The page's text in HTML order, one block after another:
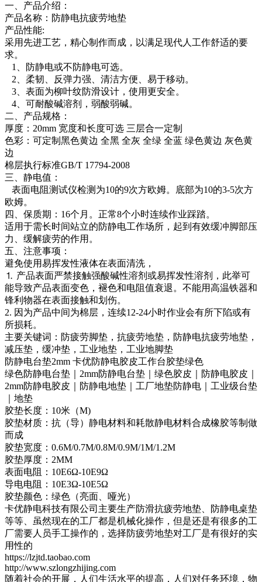
一、产品介绍：
产品名称：防静电抗疲劳地垫
产品性能:
采用先进工艺，精心制作而成，以满足现代人工作舒适的要
求。
1、防静电或不防静电可选。
2、柔韧、反弹力强、清洁方便、易于移动。
3、表面为柳叶纹防滑设计，使用更安全。
4、可耐酸碱溶剂，弱酸弱碱。
二、产品规格：
厚度：20mm 宽度和长度可选 三层合一定制
色彩：可定制黑色黄边 全黑 全灰 全绿 全蓝 绿色黄边 灰色黄
边
棉层执行标准GB/T 17794-2008
三、静电值：
表面电阻测试仪检测为10的9次方欧姆。底部为10的3-5次方
欧姆。
四、保质期：16个月。正常8个小时连续作业踩踏。
适用于需长时间站立的防静电工作场所，起到有效缓冲脚部压
力、缓解疲劳的作用。
五、注意事项：
避免使用易挥发性液体在表面清洗，
⒈ 产品表面严禁接触强酸碱性溶剂或易挥发性溶剂，此举可
能导致产品表面变色，褪色和电阻值衰退。不能用高温铁器和
锋利物器在表面接触和划伤。
2. 因为产品中间为棉层，连续12-24小时作业会有所下陷或有
所损耗。
主要关键词：防疲劳脚垫，抗疲劳地垫，防静电抗疲劳地垫，
减压垫，缓冲垫，工业地垫，工业地脚垫
防静电台垫2mm 卡优防静电胶皮工作台胶垫绿色
绿色防静电台垫｜2mm防静电台垫｜绿色胶皮｜防静电胶皮｜
2mm防静电胶皮｜防静电地垫｜工厂地垫防静电｜工业级台垫
｜地垫
胶垫长度：10米（M)
胶垫材质：抗（导）静电材料和耗散静电材料合成橡胶等制做
而成
胶垫宽度：0.6M/0.7M/0.8M/0.9M/1M/1.2M
胶垫厚度：2MM
表面电阻：10E6Ω-10E9Ω
导电电阻：10E3Ω-10E5Ω
胶垫颜色：绿色（亮面、哑光）
卡优静电科技有限公司主要生产防滑抗疲劳地垫、防静电桌垫
等等、虽然现在的工厂都是机械化操作，但是还是有很多的工
厂需要人员手工操作的，选择防疲劳地垫对工厂是有很好的实
用性的
https://lzjtd.taobao.com
http://www.szlongzhijing.com
随着社会的开展，人们生活水平的提高，人们对任务环境，物